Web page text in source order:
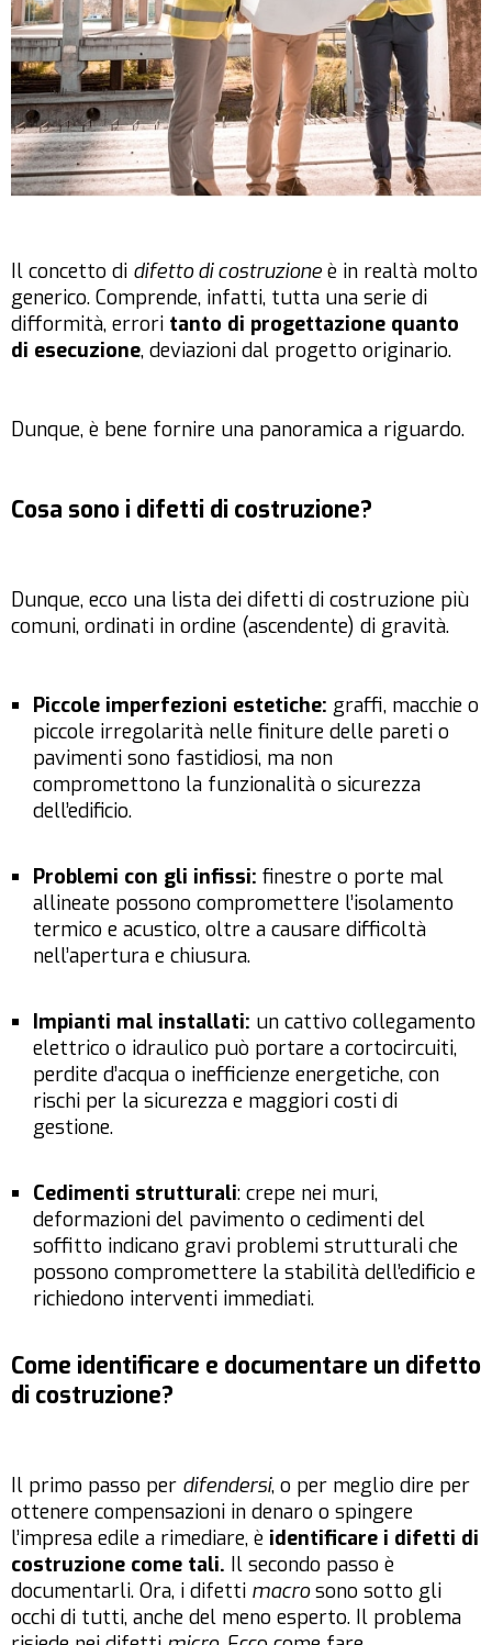
Il concetto di difetto di costruzione è in realtà molto
generico. Comprende, infatti, tutta una serie di
difformità, errori tanto di progettazione quanto
di esecuzione, deviazioni dal progetto originario.
Dunque, è bene fornire una panoramica a riguardo.
Cosa sono i difetti di costruzione?
Dunque, ecco una lista dei difetti di costruzione più
comuni, ordinati in ordine (ascendente) di gravità.
Piccole imperfezioni estetiche: graffi, macchie o
piccole irregolarità nelle finiture delle pareti o
pavimenti sono fastidiosi, ma non
compromettono la funzionalità o sicurezza
dell’edificio.
Problemi con gli infissi: finestre o porte mal
allineate possono compromettere l’isolamento
termico e acustico, oltre a causare difficoltà
nell’apertura e chiusura.
Impianti mal installati: un cattivo collegamento
elettrico o idraulico può portare a cortocircuiti,
perdite d’acqua o inefficienze energetiche, con
rischi per la sicurezza e maggiori costi di
gestione.
Cedimenti strutturali: crepe nei muri,
deformazioni del pavimento o cedimenti del
soffitto indicano gravi problemi strutturali che
possono compromettere la stabilità dell’edificio e
richiedono interventi immediati.
Come identificare e documentare un difetto
di costruzione?
Il primo passo per difendersi, o per meglio dire per
ottenere compensazioni in denaro o spingere
l’impresa edile a rimediare, è identificare i difetti di
costruzione come tali. Il secondo passo è
documentarli. Ora, i difetti macrosono sotto gli
occhi di tutti, anche del meno esperto. Il problema